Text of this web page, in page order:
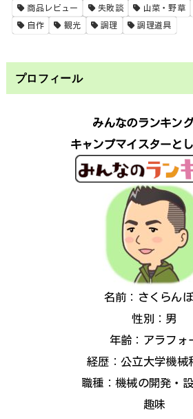
商品レビュー 失敗談 山菜・野草
自作 観光 調理 調理道具
プロフィール
みんなのランキン
キャンプマイスターと
名前：さくらん
性別：男
年齢：アラフォ
経歴：公立大学機械
職種：機械の開発・
趣味